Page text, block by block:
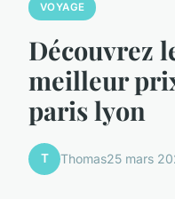
VOYAGE
Découvrez
meilleur
paris lyon
T Thomas25 mars